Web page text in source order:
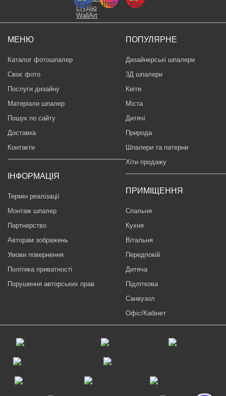
МЕНЮ
Каталог фотошпалер
Своє фото
Послуги дизайну
Матеріали шпалер
Пошук по сайту
Доставка
Контакти
ІНФОРМАЦІЯ
Термін реалізації
Монтаж шпалер
Партнерство
Авторам зображень
Умови повернення
Політика приватності
Порушення авторських прав
ПОПУЛЯРНЕ
Дизайнерські шпалери
3Д шпалери
Квіти
Міста
Дитячі
Природа
Шпалери та патерни
Хіти продажу
ПРИМІЩЕННЯ
Спальня
Кухня
Вітальня
Передпокій
Дитяча
Підліткова
Санвузол
Офіс/Кабінет